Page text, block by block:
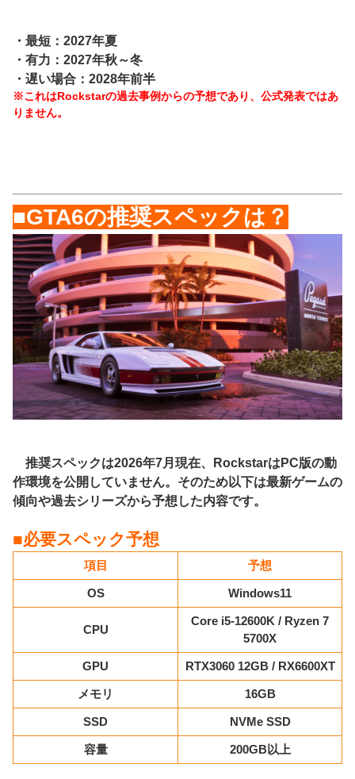
・最短：2027年夏
・有力：2027年秋～冬
・遅い場合：2028年前半
※これはRockstarの過去事例からの予想であり、公式発表ではあ
りません。
■GTA6の推奨スペックは？
推奨スペックは2026年7月現在、RockstarはPC版の動
作環境を公開していません。そのため以下は最新ゲームの
傾向や過去シリーズから予想した内容です。
■必要スペック予想
項目 予想
OS Windows11
CPU
Core i5-12600K / Ryzen 7
5700X
GPU RTX3060 12GB / RX6600XT
メモリ 16GB
SSD NVMe SSD
容量 200GB以上